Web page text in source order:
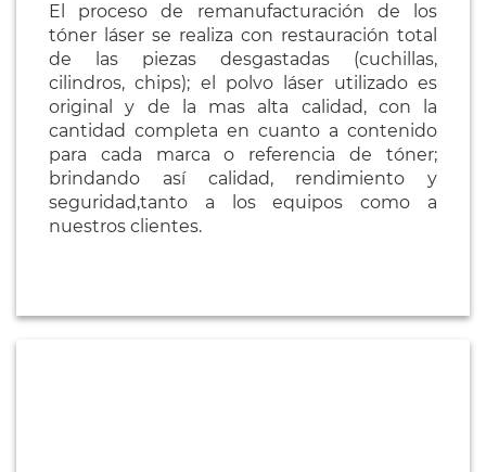
El proceso de remanufacturación de los
tóner láser se realiza con restauración total
de las piezas desgastadas (cuchillas,
cilindros, chips); el polvo láser utilizado es
original y de la mas alta calidad, con la
cantidad completa en cuanto a contenido
para cada marca o referencia de tóner;
brindando así calidad, rendimiento y
seguridad,tanto a los equipos como a
nuestros clientes.